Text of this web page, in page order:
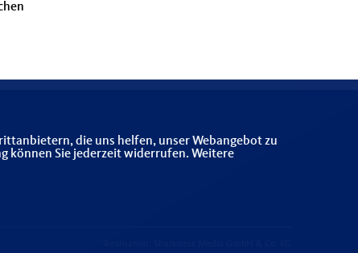
die uns helfen, unser Webangebot zu
können Sie jederzeit widerrufen. Weitere